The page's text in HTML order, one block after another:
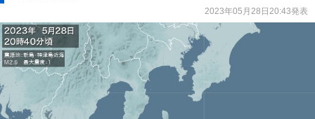
2023年05月28日20:43発表